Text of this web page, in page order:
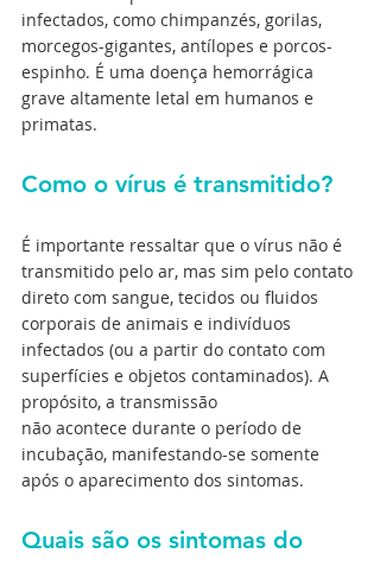
infectados, como chimpanzés, gorilas,
morcegos-gigantes, antílopes e porcos-
espinho. É uma doença hemorrágica
grave altamente letal em humanos e
primatas.
Como o vírus é transmitido?
É importante ressaltar que o vírus não é
transmitido pelo ar, mas sim pelo contato
direto com sangue, tecidos ou fluidos
corporais de animais e indivíduos
infectados (ou a partir do contato com
superfícies e objetos contaminados). A
propósito, a transmissão
não acontece durante o período de
incubação, manifestando-se somente
após o aparecimento dos sintomas.
Quais são os sintomas do